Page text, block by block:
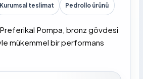
Kurumsal teslimat Pedrollo ürünü
Pompa, bronz gövdesi
mükemmel bir performans